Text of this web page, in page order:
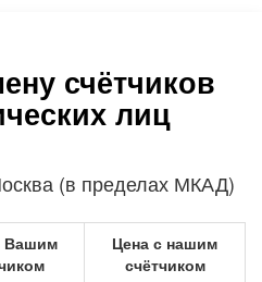
счётчиков
лиц
(в пределах МКАД)
Вашим
Цена с нашим
счётчиком